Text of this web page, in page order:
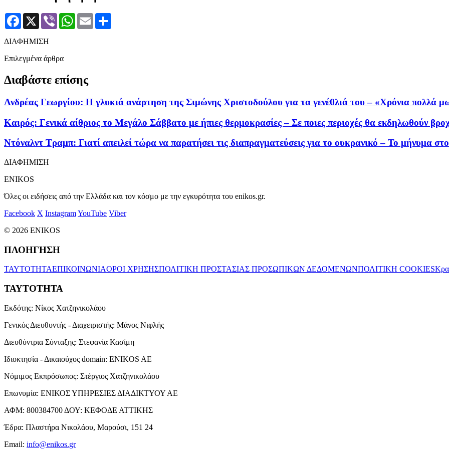
Facebook
X Viber WhatsApp
Email
ΔΙΑΦΗΜΙΣΗ
Επιλεγμένα άρθρα
Διαβάστε επίσης
Ανδρέας Γεωργίου: Η γλυκιά ανάρτηση της Σιμώνης Χριστοδούλου για τα γενέθλιά του – «Χρόνια πολλά
Καιρός: Γενικά αίθριος το Μεγάλο Σάββατο με ήπιες θερμοκρασίες – Σε ποιες περιοχές θα εκδηλωθούν
Ντόναλντ Τραμπ: Γιατί απειλεί τώρα να παρατήσει τις διαπραγματεύσεις για το ουκρανικό – Το μήνυμα
ΔΙΑΦΗΜΙΣΗ
ENIKOS
Όλες οι ειδήσεις από την Ελλάδα και τον κόσμο με την εγκυρότητα του enikos.gr.
Facebook X InstagramYouTube Viber
© 2026 ENIKOS
ΠΛΟΗΓΗΣΗ
ΤΑΥΤΟΤΗΤΑΕΠΙΚΟΙΝΩΝΙΑΟΡΟΙ ΧΡΗΣΗΣΠΟΛΙΤΙΚΗ ΠΡΟΣΤΑΣΙΑΣ ΠΡΟΣΩΠΙΚΩΝ ΔΕΔΟΜΕΝΩΝΠΟΛΙΤΙΚΗ COOKIES
ΤΑΥΤΟΤΗΤΑ
Εκδότης: Νίκος Χατζηνικολάου
Γενικός Διευθυντής - Διαχειριστής: Μάνος Νιφλής
Διευθύντρια Σύνταξης: Στεφανία Κασίμη
Ιδιοκτησία - Δικαιούχος domain: ENIKOS AE
Νόμιμος Εκπρόσωπος: Στέργιος Χατζηνικολάου
Επωνυμία: ΕΝΙΚΟΣ ΥΠΗΡΕΣΙΕΣ ΔΙΑΔΙΚΤΥΟΥ ΑΕ
ΑΦΜ: 800384700 ΔΟΥ: ΚΕΦΟΔΕ ΑΤΤΙΚΗΣ
Έδρα: Πλαστήρα Νικολάου, Μαρούσι, 151 24
Email: info@enikos.gr